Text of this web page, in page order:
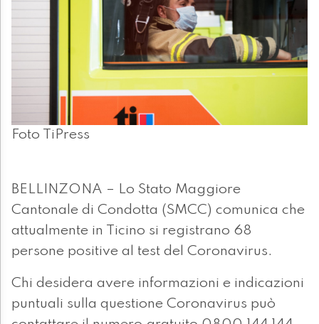
Foto TiPress
BELLINZONA – Lo Stato Maggiore
Cantonale di Condotta (SMCC) comunica che
attualmente in Ticino si registrano 68
persone positive al test del Coronavirus.
Chi desidera avere informazioni e indicazioni
puntuali sulla questione Coronavirus può